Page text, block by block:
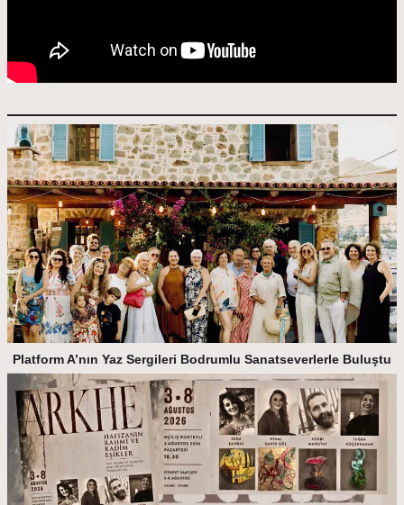
Platform A’nın Yaz Sergileri Bodrumlu Sanatseverlerle Buluştu